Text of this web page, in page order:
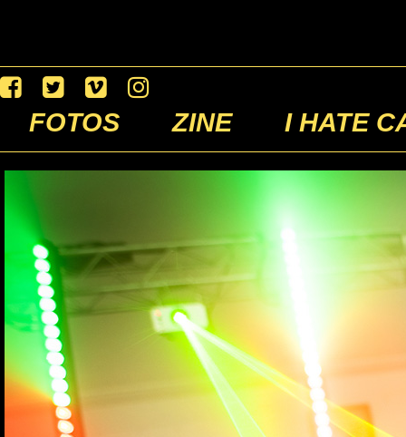
FOTOS ZINE I HATE